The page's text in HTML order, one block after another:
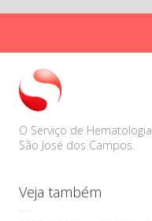
São José dos Campos.